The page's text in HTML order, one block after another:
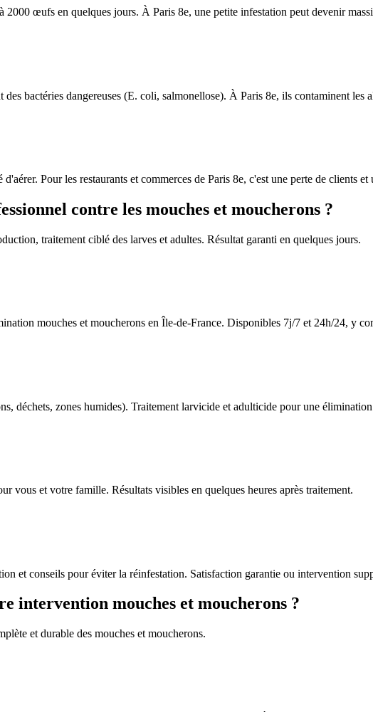
œufs en quelques jours. À Paris 8e, une petite infestation peut devenir
des bactéries dangereuses (E. coli, salmonellose). À Paris 8e, ils contaminent
Pour les restaurants et commerces de Paris 8e, c'est une perte de clients
contre les mouches et moucherons ?
traitement ciblé des larves et adultes. Résultat garanti en quelques jours.
mouches et moucherons en Île-de-France. Disponibles 7j/7 et 24h/24, y
déchets, zones humides). Traitement larvicide et adulticide pour une
vous et votre famille. Résultats visibles en quelques heures après traitement.
et conseils pour éviter la réinfestation. Satisfaction garantie ou intervention
intervention mouches et moucherons ?
et durable des mouches et moucherons.